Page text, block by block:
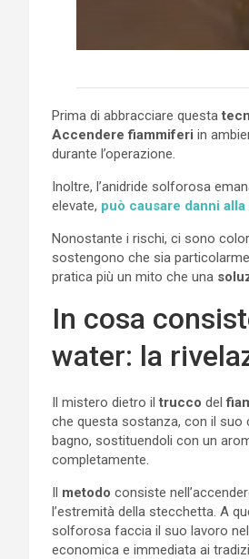
Prima di abbracciare questa
Accendere fiammiferi in
durante l’operazione.
Inoltre, l’anidride solforosa
elevate, può causare danni alla
Nonostante i rischi, ci sono
sostengono che sia
pratica più un mito che una
In cosa
water: la
Il mistero dietro iltrucco del
che questa sostanza, con il
bagno, sostituendoli con un
completamente.
Il metodo consiste
l’estremità della stecchetta. A
solforosa faccia il suo lavoro
economica e immediata ai